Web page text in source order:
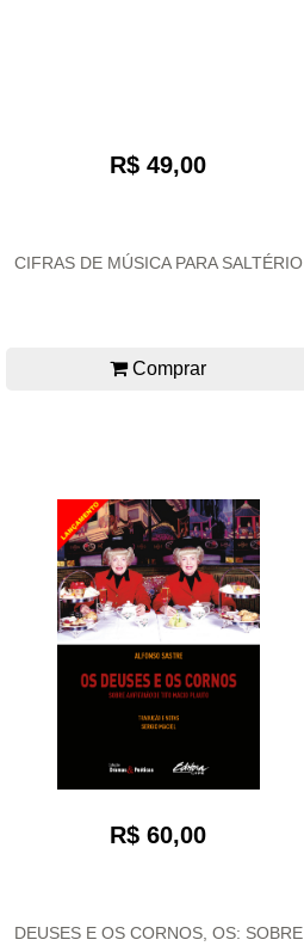
R$ 49,00
CIFRAS DE MÚSICA PARA SALTÉRIO
Comprar
R$ 60,00
DEUSES E OS CORNOS, OS: SOBRE